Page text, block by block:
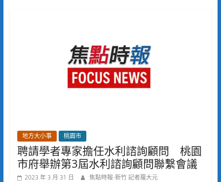
地方大小事 桃園市
聘請學者專家擔任水利諮詢顧問 桃園
市府舉辦第3屆水利諮詢顧問聯繫會議
2023 年 3 月 31 日 焦點時報-新竹 記者羅大元